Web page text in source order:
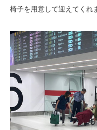
椅子を用意して迎えてくれ